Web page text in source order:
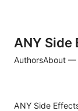
ANY Side
AuthorsAbout —
ANY Side